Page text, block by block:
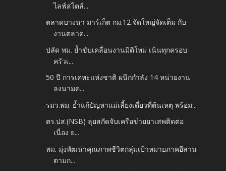
ไลฟ์สไตล์...
ตลาดบางนา มาร์เก็ต กม.12 จัดใหญ่จัดเต็ม กับ
งานตลาด...
ปลัด พม. ย้ำขับเคลื่อนงานมิติใหม่ เน้นทุกครอบ
ครัวเ...
50 ปี การเคหะแห่งชาติ ผนึกกำลัง 14 หน่วยงาน
ลงนามค...
รมว.พม. ย้ำแก้ปัญหาแม่เลี้ยงเดี่ยวที่ต้นเหตุ พร้อม...
ตร.ปส.(NSB) ลุยสกัดจับเครือข่ายยาเสพติดต่อ
เนื่อง ย...
พม. มุ่งพัฒนาคุณภาพชีวิตกลุ่มเป้าหมายภาคอีสาน
ตามก...